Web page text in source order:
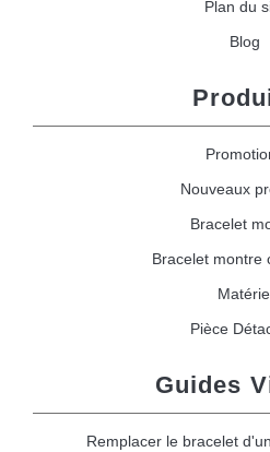
Plan du
Blog
Nouveaux
Bracelet
Bracelet montre
Pièce
Guides
Remplacer le bracelet